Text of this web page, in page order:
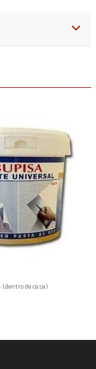
(dentro de casa)